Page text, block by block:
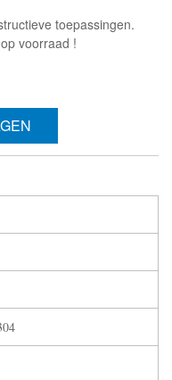
toepassingen.
voorraad !